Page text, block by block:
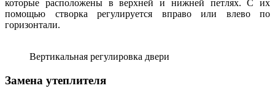
которые расположены в верхней и нижней петлях. С их
помощью створка регулируется вправо или влево по
горизонтали.
Вертикальная регулировка двери
Замена утеплителя